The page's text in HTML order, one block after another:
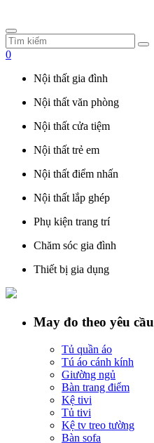
0
Nội thất gia đình
Nội thất văn phòng
Nội thất cửa tiệm
Nội thất trẻ em
Nội thất điểm nhấn
Nội thất lắp ghép
Phụ kiện trang trí
Chăm sóc gia đình
Thiết bị gia dụng
May đo theo yêu cầu
Tủ quần áo
Tú áo cánh kính
Giường ngủ
Bàn trang điểm
Kệ tivi
Tủ tivi
Kệ tv treo tường
Bàn sofa